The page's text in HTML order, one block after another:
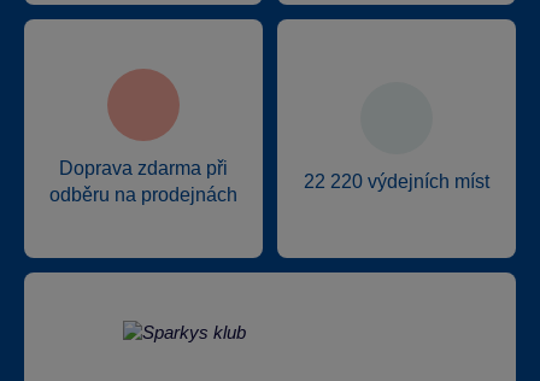
Doprava zdarma při
odběru na prodejnách
22 220 výdejních míst